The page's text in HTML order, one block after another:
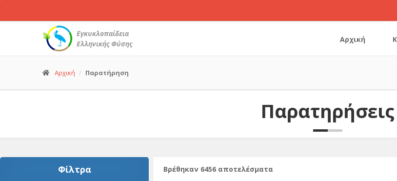
Εγκυκλοπαίδεια
Ελληνικής Φύσης
Αρχική
Αρχική Παρατήρηση
Παρατηρήσεις
Φίλτρα Βρέθηκαν 6456 αποτελέσματα
-
© Lev Paraskevopoulos